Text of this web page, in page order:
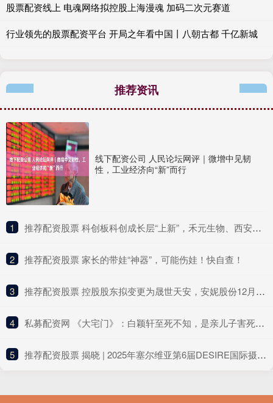
股票配资线上 电魂网络拟控股上海漫魂 加码二次元赛道
行业领先的股票配资平台 开局之年看中国丨八朝古都 千亿新城
推荐资讯
线下配资公司 人民论坛网评｜微增中见韧
性，工业经济向“新”而行
1 ​推荐配资股票 科创板科创成长层“上新”，禾元生物、西安奕材 、必贝特首日暴涨
2 ​推荐配资股票 家长的带娃“神器”，可能伤娃！快自查！
3 ​推荐配资股票 控股股东拟变更为晟世天安，安妮股份12月8日起复牌
4 ​私募配资网 《大宅门》：白颖轩至死不知，是亲儿子害死了自己
5 ​推荐配资股票 揭晓 | 2025年塞尔维亚第6届DESIRE国际摄影展获奖公布（上）